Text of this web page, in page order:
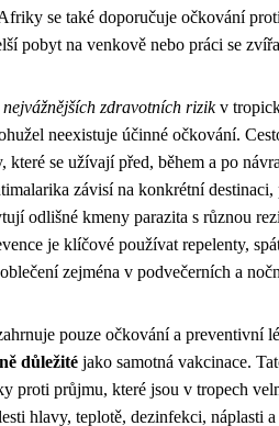
se také doporučuje očkování
pobyt na venkově nebo práci se
nejvážnějších zdravotních rizikv
neexistuje účinné očkování.
které se užívají před, během a po
závisí na konkrétní destinaci,
odlišné kmeny parazita s různou
je klíčové používat repelenty,
zejména v podvečerních a
pouze očkování a preventivní
důležité jako samotná vakcinace.
proti průjmu, které jsou v tropech
hlavy, teplotě, dezinfekci, náplasti